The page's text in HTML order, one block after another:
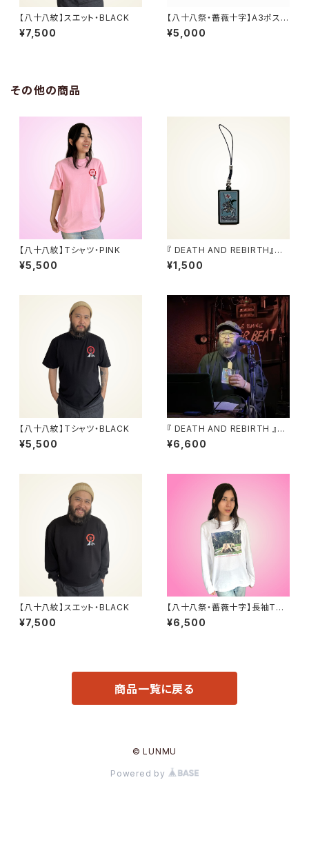
【八十八紋】スエット・BLACK
¥7,500
【八十八祭・薔薇十字】A3ポスタ
ー
¥5,000
その他の商品
【八十八紋】Tシャツ・PINK
¥5,500
『 DEATH AND REBIRTH』ア
クリルお守り
¥1,500
【八十八紋】Tシャツ・BLACK
¥5,500
『 DEATH AND REBIRTH 』配
信アーカイブ動画
¥6,600
【八十八紋】スエット・BLACK
¥7,500
【八十八祭・薔薇十字】長袖Tシ
ャツ
¥6,500
商品一覧に戻る
© LUNMU
Powered by